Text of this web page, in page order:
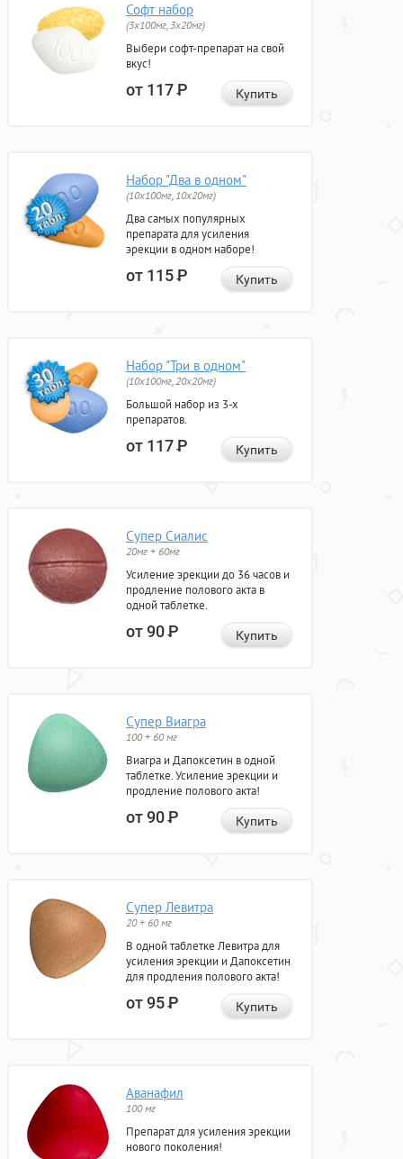
Софт набор
(3x100мг, 3x20мг)
Выбери софт-препарат на свой
вкус!
от 117Р Купить
Набор "Два в одном"
(10x100мг, 10x20мг)
Два самых популярных
препарата для усиления
эрекции в одном наборе!
от 115Р Купить
Набор "Три в одном"
(10x100мг, 20x20мг)
Большой набор из 3-х
препаратов.
от 117Р Купить
Супер Сиалис
20мг + 60мг
Усиление эрекции до 36 часов и
продление полового акта в
одной таблетке.
от 90Р Купить
Супер Виагра
100 + 60 мг
Виагра и Дапоксетин в одной
таблетке. Усиление эрекции и
продление полового акта!
от 90Р Купить
Супер Левитра
20 + 60 мг
В одной таблетке Левитра для
усиления эрекции и Дапоксетин
для продления полового акта!
от 95Р Купить
Аванафил
100 мг
Препарат для усиления эрекции
нового поколения!